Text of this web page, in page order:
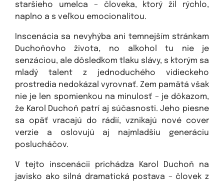
staršieho umelca – človeka, ktorý žil rýchlo,
naplno a s veľkou emocionalitou.
Inscenácia sa nevyhýba ani temnejším stránkam
Duchoňovho života, no alkohol tu nie je
senzáciou, ale dôsledkom tlaku slávy, s ktorým sa
mladý talent z jednoduchého vidieckeho
prostredia nedokázal vyrovnať. Zem pamätá však
nie je len spomienkou na minulosť – je dôkazom,
že Karol Duchoň patrí aj súčasnosti. Jeho piesne
sa opäť vracajú do rádií, vznikajú nové cover
verzie a oslovujú aj najmladšiu generáciu
poslucháčov.
V tejto inscenácii prichádza Karol Duchoň na
javisko ako silná dramatická postava – človek z